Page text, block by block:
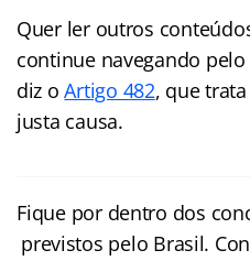
Quer ler outros
continue navegando
diz oArtigo 482, que
justa causa.
Fique por dentro dos
previstos pelo Brasil.